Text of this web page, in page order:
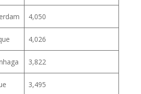
4,050
4,026
3,822
3,495